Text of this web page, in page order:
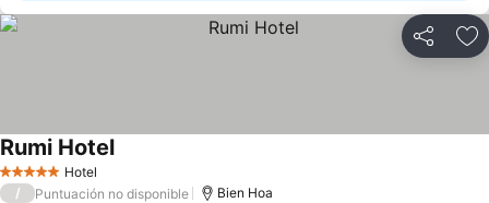
Compartir
5 Estrellas Hotel
Rumi HotelVer precios
/ Puntuación no disponible Bien Hoa